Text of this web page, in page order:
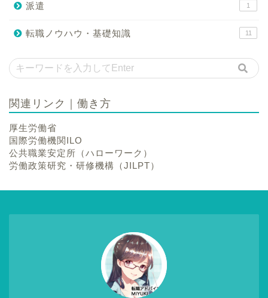
派遣 1
転職ノウハウ・基礎知識 11
関連リンク｜働き方
厚生労働省
国際労働機関ILO
公共職業安定所（ハローワーク）
労働政策研究・研修機構（JILPT）